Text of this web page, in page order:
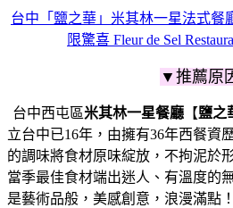
台中「鹽之華」米其林一星法式餐
限驚喜 Fleur de Sel
▼推薦原
台中西屯區米其林一星餐廳 【鹽之
立台中已16年，由擁有36年西餐資
的調味將食材原味綻放， 不拘泥於
當季最佳食材端出迷人、有溫度的
是藝術品般，美感創意，浪漫滿點